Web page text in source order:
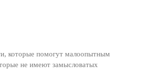
которые помогут малоопытным
не имеют замысловатых